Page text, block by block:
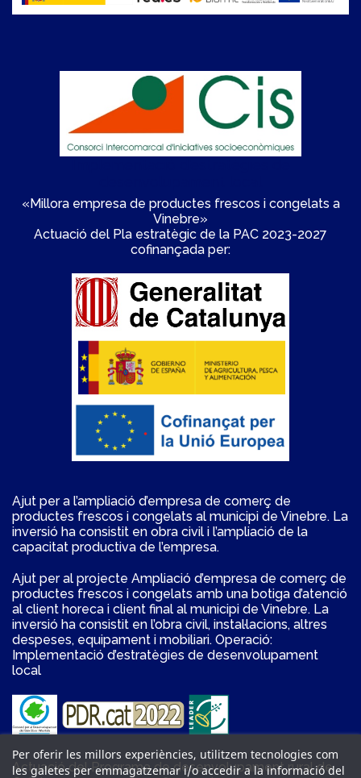
Per oferir les millors experiències, utilitzem tecnologies com
les galetes per emmagatzemar i/o accedir a la informació del
«Millora empresa de productes frescos i congelats a
Vinebre»
Actuació del Pla estratègic de la PAC 2023-2027
cofinançada per:
Ajut per a l’ampliació d’empresa de comerç de
productes frescos i congelats al municipi de Vinebre. La
inversió ha consistit en obra civil i l’ampliació de la
capacitat productiva de l’empresa.
Ajut per al projecte Ampliació d’empresa de comerç de
productes frescos i congelats amb una botiga d’atenció
al client horeca i client final al municipi de Vinebre. La
inversió ha consistit en l’obra civil, instal·lacions, altres
despeses, equipament i mobiliari. Operació:
Implementació d’estratègies de desenvolupament
local
Actuació del Programa de desenvolupament rural de